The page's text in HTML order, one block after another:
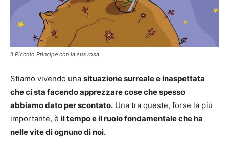
Il Piccolo Principe con la sua rosa
Stiamo vivendo una situazione surreale e inaspettata
che ci sta facendo apprezzare cose che spesso
abbiamo dato per scontato. Una tra queste, forse la più
importante, è il tempo e il ruolo fondamentale che ha
nelle vite di ognuno di noi.